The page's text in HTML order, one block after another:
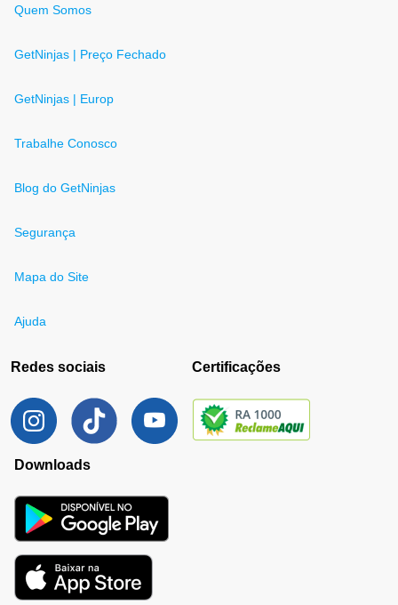
Quem Somos
GetNinjas | Preço Fechado
GetNinjas | Europ
Trabalhe Conosco
Blog do GetNinjas
Segurança
Mapa do Site
Ajuda
Redes sociais Certificações
Downloads